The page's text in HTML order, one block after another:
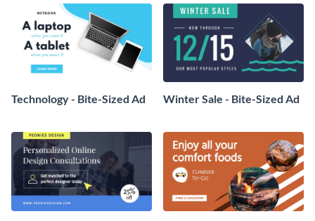
Technology - Bite-Sized Ad Winter Sale - Bite-Sized Ad